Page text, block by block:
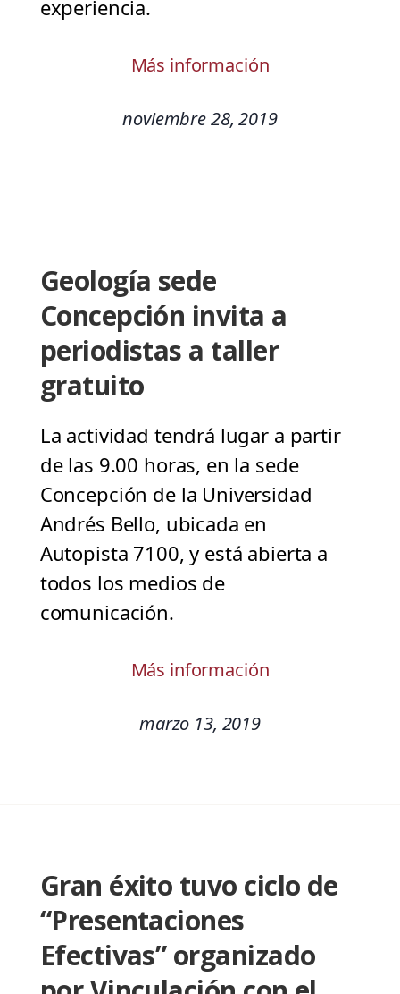
experiencia.
Más información
noviembre 28, 2019
Geología sede
Concepción invita a
periodistas a taller
gratuito
La actividad tendrá lugar a partir
de las 9.00 horas, en la sede
Concepción de la Universidad
Andrés Bello, ubicada en
Autopista 7100, y está abierta a
todos los medios de
comunicación.
Más información
marzo 13, 2019
Gran éxito tuvo ciclo de
“Presentaciones
Efectivas” organizado